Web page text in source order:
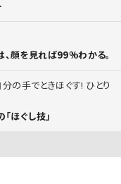
顔を見れば99%わかる。
の手でときほぐす! ひとり
ほぐし技」